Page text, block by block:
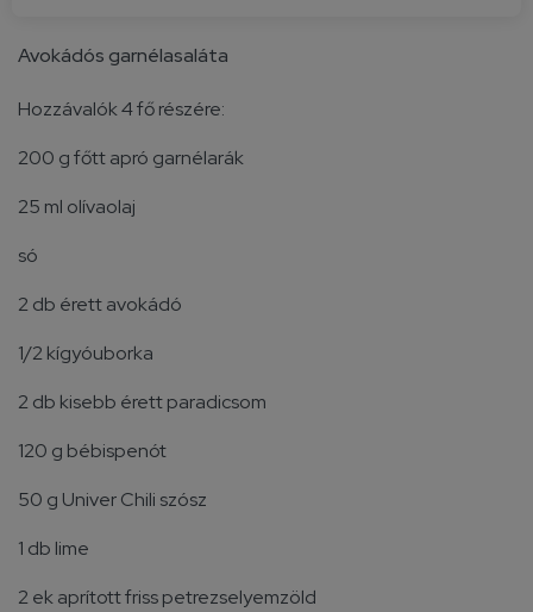
Avokádós garnélasaláta
Hozzávalók 4 fő részére:
200 g főtt apró garnélarák
25 ml olívaolaj
só
2 db érett avokádó
1/2 kígyóuborka
2 db kisebb érett paradicsom
120 g bébispenót
50 g Univer Chili szósz
1 db lime
2 ek aprított friss petrezselyemzöld